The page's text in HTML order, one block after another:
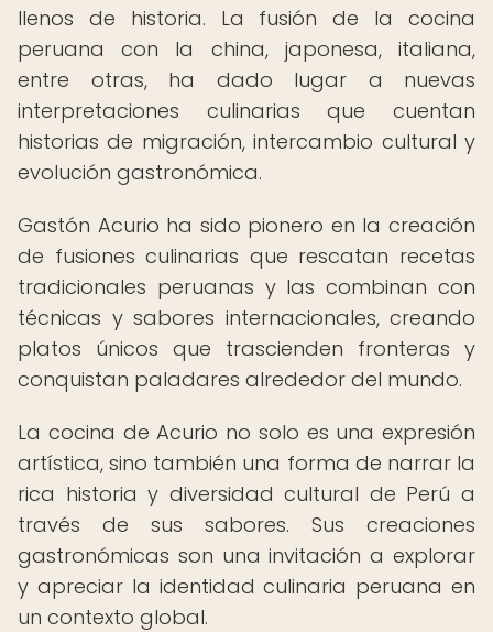
llenos de historia. La fusión de la cocina
peruana con la china, japonesa, italiana,
entre otras, ha dado lugar a nuevas
interpretaciones culinarias que cuentan
historias de migración, intercambio cultural y
evolución gastronómica.
Gastón Acurio ha sido pionero en la creación
de fusiones culinarias que rescatan recetas
tradicionales peruanas y las combinan con
técnicas y sabores internacionales, creando
platos únicos que trascienden fronteras y
conquistan paladares alrededor del mundo.
La cocina de Acurio no solo es una expresión
artística, sino también una forma de narrar la
rica historia y diversidad cultural de Perú a
través de sus sabores. Sus creaciones
gastronómicas son una invitación a explorar
y apreciar la identidad culinaria peruana en
un contexto global.